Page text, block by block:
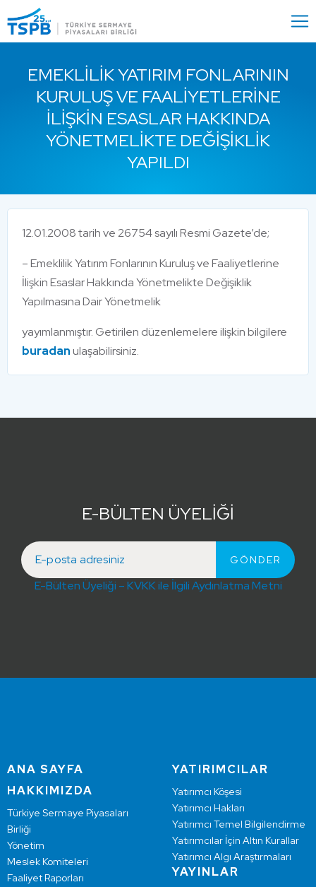
Close
EMEKLILIK YATIRIM FONLARININ
KURULUŞ VE FAALIYETLERINE
İLIŞKIN ESASLAR HAKKINDA
YÖNETMELIKTE DEĞIŞIKLIK
YAPILDI
12.01.2008 tarih ve 26754 sayılı Resmi Gazete’de;
– Emeklilik Yatırım Fonlarının Kuruluş ve Faaliyetlerine
İlişkin Esaslar Hakkında Yönetmelikte Değişiklik
Yapılmasına Dair Yönetmelik
yayımlanmıştır. Getirilen düzenlemelere ilişkin bilgilere
buradanulaşabilirsiniz.
E-BÜLTEN ÜYELİĞİ
E-Bülten Üyeliği – KVKK ile İlgili Aydınlatma Metni
ANA SAYFA
HAKKIMIZDA
Türkiye Sermaye Piyasaları
Birliği
Yönetim
Meslek Komiteleri
Faaliyet Raporları
YATIRIMCILAR
Yatırımcı Köşesi
Yatırımcı Hakları
Yatırımcı Temel Bilgilendirme
Yatırımcılar İçin Altın Kurallar
Yatırımcı Algı Araştırmaları
YAYINLAR